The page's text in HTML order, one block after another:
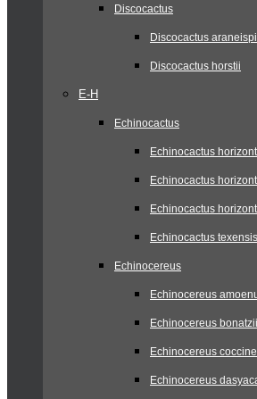
Discocactus
Discocactus
Discocactus horstii
E-H
Echinocactus
Echinocactus
Echinocactus
Echinocactus
Echinocactus texensis
Echinocereus
Echinocereus
Echinocereus bonatzii
Echinocereus
Echinocereus